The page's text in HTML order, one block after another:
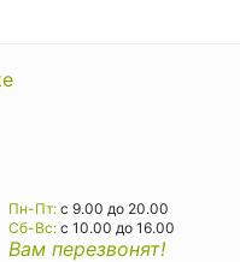
Пн-Пт: с 9.00 до 20.00
Cб-Вс: с 10.00 до 16.00
Вам перезвонят!